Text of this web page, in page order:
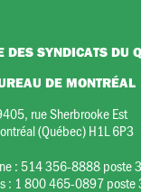
DES SYNDICATS DU
DE MONTRÉAL
rue Sherbrooke Est
(Québec) H1L 6P3
: 514 356-8888 poste
: 1 800 465-0897 poste